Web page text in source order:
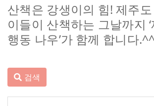
산책은 강생이의 힘! 제주
이들이 산책하는 그날까지‘
행동 나우’가 함께 합니다
검색